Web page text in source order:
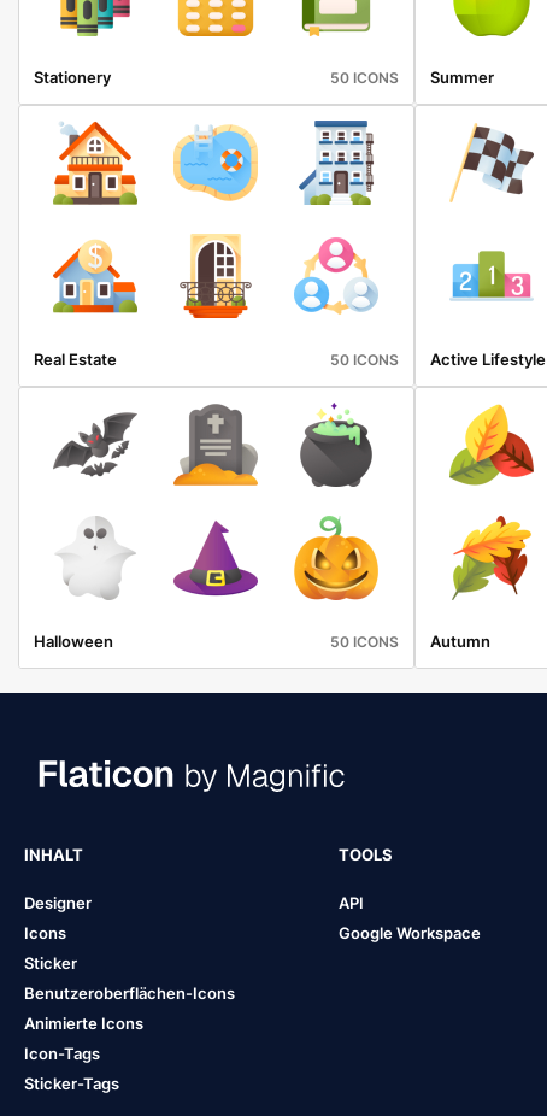
Stationery 50 ICONS Summer
Real Estate 50 ICONS Active Lifestyle
Halloween 50 ICONS Autumn
INHALT
Designer
Icons
Sticker
Benutzeroberflächen-Icons
Animierte Icons
Icon-Tags
Sticker-Tags
TOOLS
API
Google Workspace